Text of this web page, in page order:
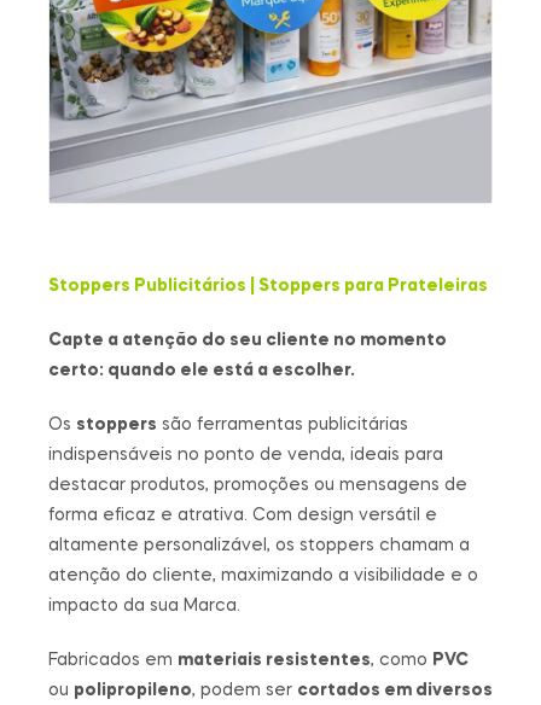
Stoppers Publicitários | Stoppers para Prateleiras
Capte a atenção do seu cliente no momento
certo: quando ele está a escolher.
Os stoppers são ferramentas publicitárias
indispensáveis no ponto de venda, ideais para
destacar produtos, promoções ou mensagens de
forma eficaz e atrativa. Com design versátil e
altamente personalizável, os stoppers chamam a
atenção do cliente, maximizando a visibilidade e o
impacto da sua Marca.
Fabricados em materiais resistentes, como PVC
ou polipropileno, podem ser cortados em diversos